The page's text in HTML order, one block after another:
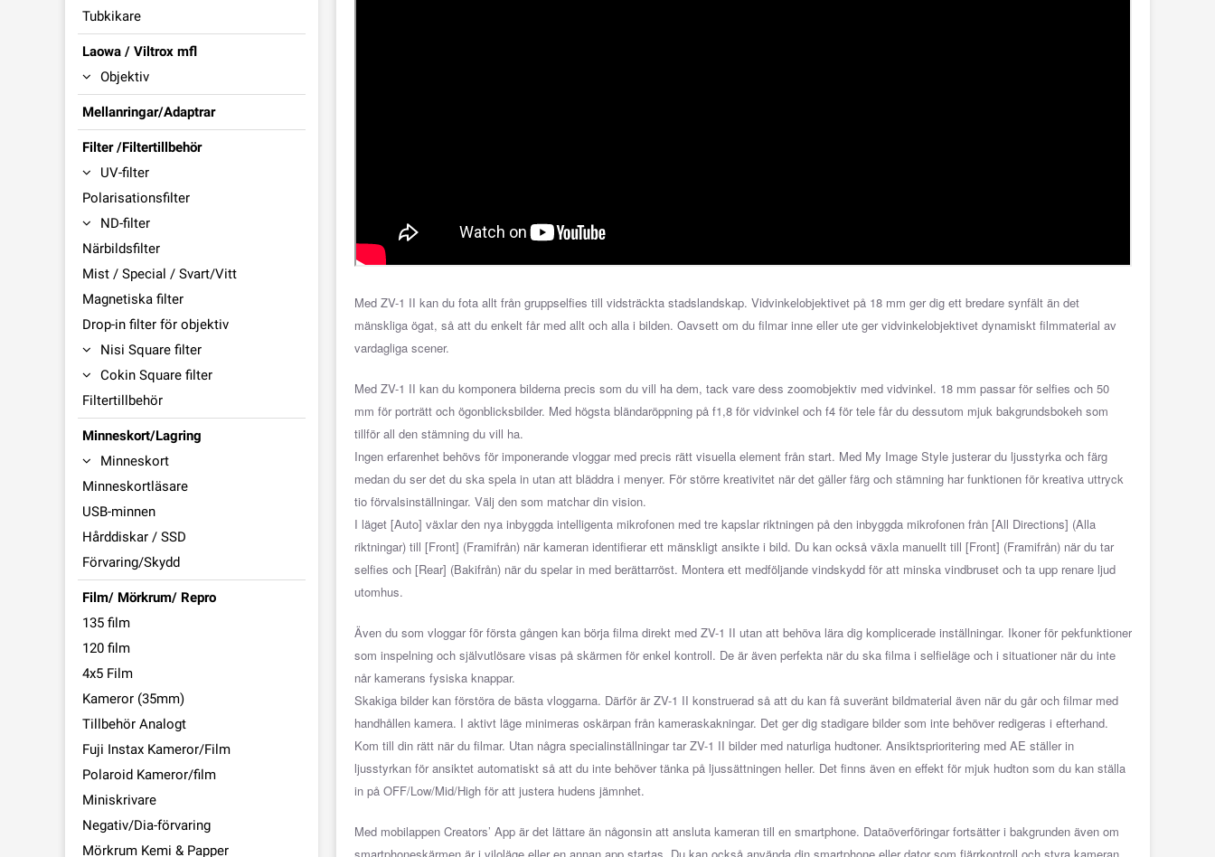
Tubkikare
Laowa / Viltrox mfl
Objektiv
Mellanringar/Adaptrar
Filter /Filtertillbehör
UV-filter
Polarisationsfilter
ND-filter
Närbildsfilter
Mist / Special / Svart/Vitt
Magnetiska filter
Drop-in filter för objektiv
Nisi Square filter
Cokin Square filter
Filtertillbehör
Minneskort/Lagring
Minneskort
Minneskortläsare
USB-minnen
Hårddiskar / SSD
Förvaring/Skydd
Film/ Mörkrum/ Repro
135 film
120 film
4x5 Film
Kameror (35mm)
Tillbehör Analogt
Fuji Instax Kameror/Film
Polaroid Kameror/film
Miniskrivare
Negativ/Dia-förvaring
Mörkrum Kemi & Papper
Med ZV-1 II kan du fota allt från gruppselfies till vidsträckta stadslandskap. Vidvinkelobjektivet på 18 mm ger dig ett bredare synfält än det
mänskliga ögat, så att du enkelt får med allt och alla i bilden. Oavsett om du filmar inne eller ute ger vidvinkelobjektivet dynamiskt filmmaterial av
vardagliga scener.
Med ZV-1 II kan du komponera bilderna precis som du vill ha dem, tack vare dess zoomobjektiv med vidvinkel. 18 mm passar för selfies och 50
mm för porträtt och ögonblicksbilder. Med högsta bländaröppning på f1,8 för vidvinkel och f4 för tele får du dessutom mjuk bakgrundsbokeh som
tillför all den stämning du vill ha.
Ingen erfarenhet behövs för imponerande vloggar med precis rätt visuella element från start. Med My Image Style justerar du ljusstyrka och färg
medan du ser det du ska spela in utan att bläddra i menyer. För större kreativitet när det gäller färg och stämning har funktionen för kreativa uttryck
tio förvalsinställningar. Välj den som matchar din vision.
I läget [Auto] växlar den nya inbyggda intelligenta mikrofonen med tre kapslar riktningen på den inbyggda mikrofonen från [All Directions] (Alla
riktningar) till [Front] (Framifrån) när kameran identifierar ett mänskligt ansikte i bild. Du kan också växla manuellt till [Front] (Framifrån) när du tar
selfies och [Rear] (Bakifrån) när du spelar in med berättarröst. Montera ett medföljande vindskydd för att minska vindbruset och ta upp renare ljud
utomhus.
Även du som vloggar för första gången kan börja filma direkt med ZV-1 II utan att behöva lära dig komplicerade inställningar. Ikoner för pekfunktioner
som inspelning och självutlösare visas på skärmen för enkel kontroll. De är även perfekta när du ska filma i selfieläge och i situationer när du inte
når kamerans fysiska knappar.
Skakiga bilder kan förstöra de bästa vloggarna. Därför är ZV-1 II konstruerad så att du kan få suveränt bildmaterial även när du går och filmar med
handhållen kamera. I aktivt läge minimeras oskärpan från kameraskakningar. Det ger dig stadigare bilder som inte behöver redigeras i efterhand.
Kom till din rätt när du filmar. Utan några specialinställningar tar ZV-1 II bilder med naturliga hudtoner. Ansiktsprioritering med AE ställer in
ljusstyrkan för ansiktet automatiskt så att du inte behöver tänka på ljussättningen heller. Det finns även en effekt för mjuk hudton som du kan ställa
in på OFF/Low/Mid/High för att justera hudens jämnhet.
Med mobilappen Creators’ App är det lättare än någonsin att ansluta kameran till en smartphone. Dataöverföringar fortsätter i bakgrunden även om